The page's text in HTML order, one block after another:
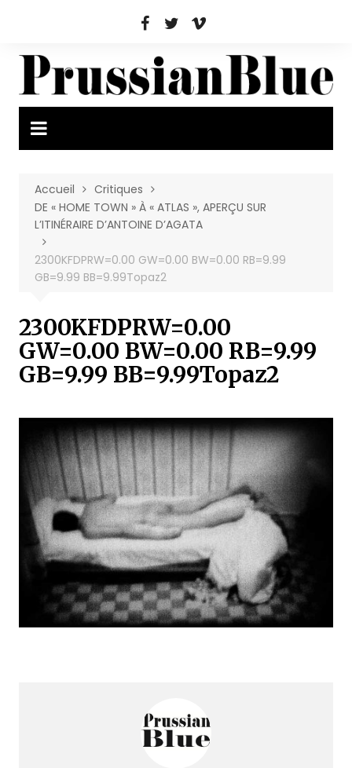
Accueil
Critiques
DE « HOME TOWN » À « ATLAS », APERÇU SUR
L’ITINÉRAIRE D’ANTOINE D’AGATA
2300KFDPRW=0.00 GW=0.00 BW=0.00 RB=9.99
GB=9.99 BB=9.99Topaz2
2300KFDPRW=0.00
GW=0.00 BW=0.00 RB=9.99
GB=9.99 BB=9.99Topaz2